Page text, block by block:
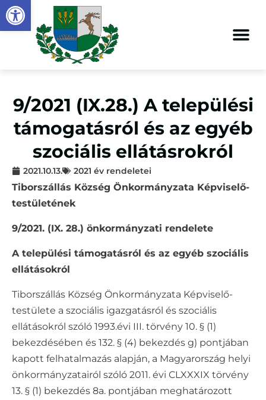
Eszköztár megnyitása
9/2021 (IX.28.) A települési
támogatásról és az egyéb
szociális ellátásrokról
2021.10.13. 2021 év rendeletei
Tiborszállás Község Önkormányzata Képviselő-
testületének
9/2021. (IX. 28.) önkormányzati rendelete
A települési támogatásról és az egyéb szociális
ellátásokról
Tiborszállás Község Önkormányzata Képviselő-
testülete a szociális igazgatásról és szociális
ellátásokról szóló 1993.évi III. törvény 10. § (1)
bekezdésében és 132. § (4) bekezdés g) pontjában
kapott felhatalmazás alapján, a Magyarország helyi
önkormányzatairól szóló 2011. évi CLXXXIX törvény
13. § (1) bekezdés 8a. pontjában meghatározott